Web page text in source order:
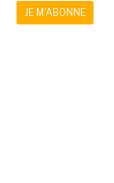
JE M'ABONNE